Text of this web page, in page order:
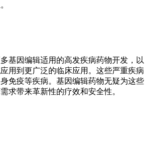
基因编辑适用的高发疾病药物开发，以
用到更广泛的临床应用。这些严重疾病
免疫等疾病。基因编辑药物无疑为这些
求带来革新性的疗效和安全性。